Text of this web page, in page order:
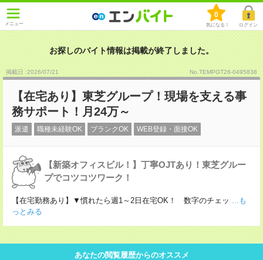
メニュー
0
気になる！ ログイン
お探しのバイト情報は掲載が終了しました。
掲載日 :2026/07/21 No.TEMPGT26-0495838
【在宅あり】東芝グループ！現場を支える事
務サポート！月24万～
派遣 職種未経験OK ブランクOK WEB登録・面接OK
【新築オフィスビル！】丁寧OJTあり！東芝グルー
プでコツコツワーク！
【在宅勤務あり】▼慣れたら週1～2日在宅OK！ 数字のチェッ ...も
っとみる
あなたの閲覧履歴からのオススメ